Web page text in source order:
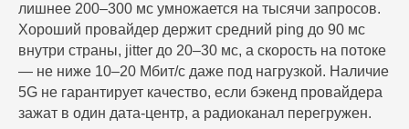
лишнее 200–300 мс умножается на тысячи запросов.
Хороший провайдер держит средний ping до 90 мс
внутри страны, jitter до 20–30 мс, а скорость на потоке
— не ниже 10–20 Мбит/с даже под нагрузкой. Наличие
5G не гарантирует качество, если бэкенд провайдера
зажат в один дата‑центр, а радиоканал перегружен.